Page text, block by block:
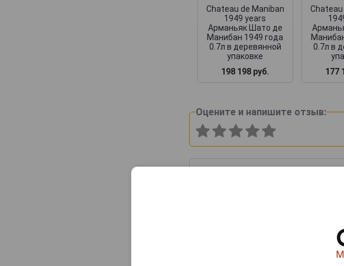
Chateau de Maniban
1949 years
Арманьяк Шато де
Манибан 1949 года
0.7л в деревянной
упаковке
198 198 руб.
Chateau
0.7л в
177
Оцените и напишите отзыв: